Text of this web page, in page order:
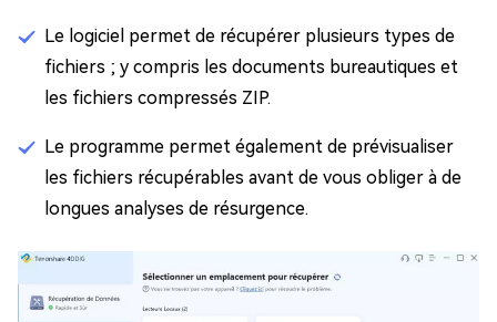
Le logiciel permet de récupérer plusieurs types de
fichiers ; y compris les documents bureautiques et
les fichiers compressés ZIP.
Le programme permet également de prévisualiser
les fichiers récupérables avant de vous obliger à de
longues analyses de résurgence.